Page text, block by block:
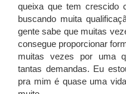
queixa que tem crescido
buscando muita
gente sabe que muitas
consegue proporcionar
muitas vezes por uma
tantas demandas. Eu
pra mim é quase uma